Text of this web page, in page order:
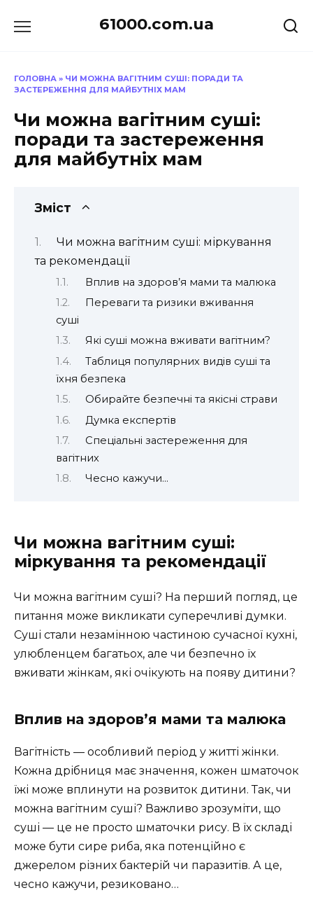
до
61000.com.ua
ГОЛОВНА » ЧИ МОЖНА ВАГІТНИМ СУШІ: ПОРАДИ ТА
ЗАСТЕРЕЖЕННЯ ДЛЯ МАЙБУТНІХ МАМ
Чи можна вагітним суші:
поради та застереження
для майбутніх мам
Зміст
Чи можна вагітним суші: міркування
та рекомендації
Вплив на здоров’я мами та малюка
Переваги та ризики вживання
суші
Які суші можна вживати вагітним?
Таблиця популярних видів суші та
їхня безпека
Обирайте безпечні та якісні страви
Думка експертів
Спеціальні застереження для
вагітних
Чесно кажучи…
Чи можна вагітним суші:
міркування та рекомендації
Чи можна вагітним суші? На перший погляд, це
питання може викликати суперечливі думки.
Суші стали незамінною частиною сучасної кухні,
улюбленцем багатьох, але чи безпечно їх
вживати жінкам, які очікують на появу дитини?
Вплив на здоров’я мами та малюка
Вагітність — особливий період у житті жінки.
Кожна дрібниця має значення, кожен шматочок
їжі може вплинути на розвиток дитини. Так, чи
можна вагітним суші? Важливо зрозуміти, що
суші — це не просто шматочки рису. В їх складі
може бути сире риба, яка потенційно є
джерелом різних бактерій чи паразитів. А це,
чесно кажучи, резиковано…